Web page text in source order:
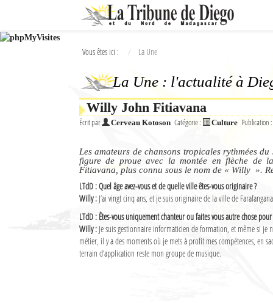
Ok
L'actualité à Diego Suarez
Vous êtes ici : La Une
La Une : l'actualité à
Willy John Fitiavana
Écrit par Cerveau Kotoson Catégorie : Culture Publication :
Les amateurs de chansons tropicales rythmées
figure de proue avec la montée en flèche de
Fitiavana, plus connu sous le nom de « Willy ».
LTdD : Quel âge avez-vous et de quelle ville êtes-vous originaire ?
Willy : J’ai vingt cinq ans, et je suis originaire de la ville de
LTdD : Êtes-vous uniquement chanteur ou faites vous autre chose
Willy : Je suis gestionnaire informaticien de formation, et même si je
métier, il y a des moments où je mets à profit mes compétences, en
terrain d’application reste mon groupe de musique.